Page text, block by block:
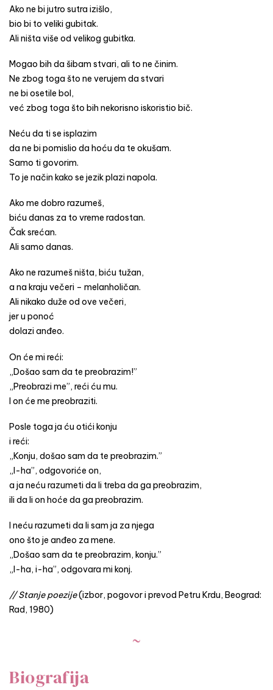
Ako ne bi jutro sutra izišlo,
bio bi to veliki gubitak.
Ali ništa više od velikog gubitka.
Mogao bih da šibam stvari, ali to ne činim.
Ne zbog toga što ne verujem da stvari
ne bi osetile bol,
već zbog toga što bih nekorisno iskoristio bič.
Neću da ti se isplazim
da ne bi pomislio da hoću da te okušam.
Samo ti govorim.
To je način kako se jezik plazi napola.
Ako me dobro razumeš,
biću danas za to vreme radostan.
Čak srećan.
Ali samo danas.
Ako ne razumeš ništa, biću tužan,
a na kraju večeri – melanholičan.
Ali nikako duže od ove večeri,
jer u ponoć
dolazi anđeo.
On će mi reći:
„Došao sam da te preobrazim!”
„Preobrazi me”, reći ću mu.
I on će me preobraziti.
Posle toga ja ću otići konju
i reći:
„Konju, došao sam da te preobrazim.”
„I-ha”, odgovoriće on,
a ja neću razumeti da li treba da ga preobrazim,
ili da li on hoće da ga preobrazim.
I neću razumeti da li sam ja za njega
ono što je anđeo za mene.
„Došao sam da te preobrazim, konju.”
„I-ha, i-ha”, odgovara mi konj.
// Stanje poezije(izbor, pogovor i prevod Petru Krdu, Beograd:
Rad, 1980)
~
Biografija